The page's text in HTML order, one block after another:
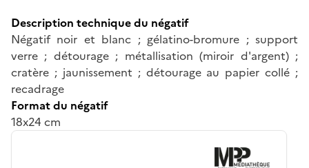
Description technique du négatif
Négatif noir et blanc ; gélatino-bromure ; support
verre ; détourage ; métallisation (miroir d'argent) ;
cratère ; jaunissement ; détourage au papier collé ;
recadrage
Format du négatif
18x24 cm